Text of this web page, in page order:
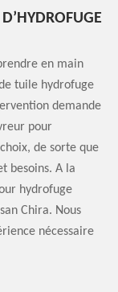
en main
tuile hydrofuge
demande
pour
de sorte que
besoins. A la
hydrofuge
Chira. Nous
nécessaire